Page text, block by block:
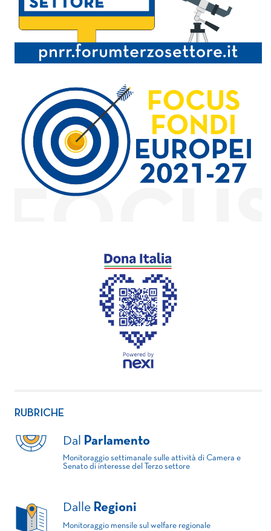
RUBRICHE
Dal Parlamento
Monitoraggio settimanale sulle attività di Camera e
Senato di interesse del Terzo settore
Dalle Regioni
Monitoraggio mensile sul welfare regionale